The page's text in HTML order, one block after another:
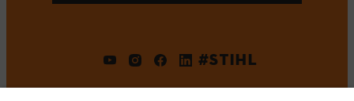
#STIHL